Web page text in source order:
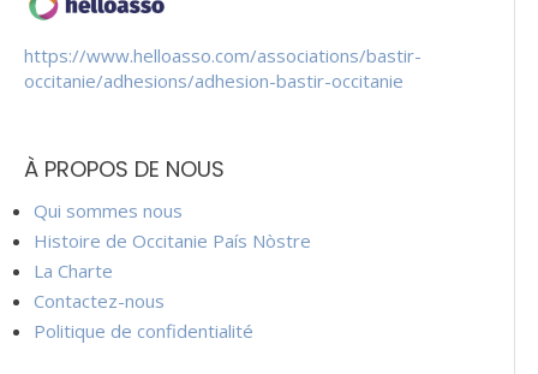
https://www.helloasso.com/associations/bastir-
occitanie/adhesions/adhesion-bastir-occitanie
À PROPOS DE NOUS
Qui sommes nous
Histoire de Occitanie País Nòstre
La Charte
Contactez-nous
Politique de confidentialité